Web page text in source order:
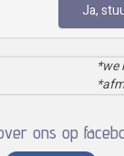
Ja,
*we
ons op